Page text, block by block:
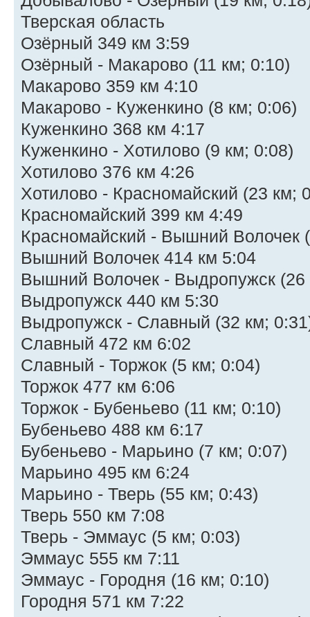
Тверская область
Озёрный 349 км 3:59
Озёрный - Макарово (11 км; 0:10)
Макарово 359 км 4:10
Макарово - Куженкино (8 км; 0:06)
Куженкино 368 км 4:17
Куженкино - Хотилово (9 км; 0:08)
Хотилово 376 км 4:26
Хотилово - Красномайский (23 км;
Красномайский 399 км 4:49
Красномайский - Вышний Волочек
Вышний Волочек 414 км 5:04
Вышний Волочек - Выдропужск (26
Выдропужск 440 км 5:30
Выдропужск - Славный (32 км;
Славный 472 км 6:02
Славный - Торжок (5 км; 0:04)
Торжок 477 км 6:06
Торжок - Бубеньево (11 км; 0:10)
Бубеньево 488 км 6:17
Бубеньево - Марьино (7 км; 0:07)
Марьино 495 км 6:24
Марьино - Тверь (55 км; 0:43)
Тверь 550 км 7:08
Тверь - Эммаус (5 км; 0:03)
Эммаус 555 км 7:11
Эммаус - Городня (16 км; 0:10)
Городня 571 км 7:22